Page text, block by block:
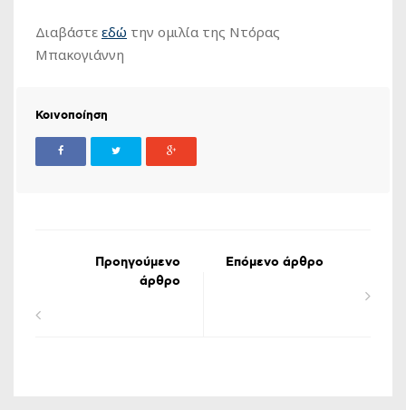
Διαβάστε εδώ την ομιλία της Ντόρας
Μπακογιάννη
Κοινοποίηση
Προηγούμενο
άρθρο
Επόμενο άρθρο